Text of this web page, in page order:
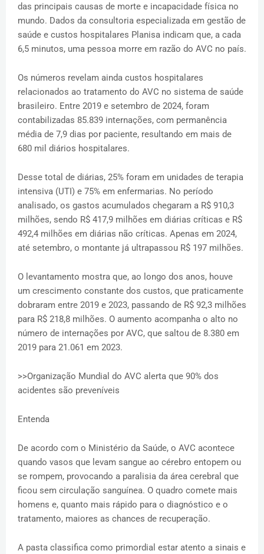
das principais causas de morte e incapacidade física no
mundo. Dados da consultoria especializada em gestão de
saúde e custos hospitalares Planisa indicam que, a cada
6,5 ​​minutos, uma pessoa morre em razão do AVC no país.
Os números revelam ainda custos hospitalares
relacionados ao tratamento do AVC no sistema de saúde
brasileiro. Entre 2019 e setembro de 2024, foram
contabilizadas 85.839 internações, com permanência
média de 7,9 dias por paciente, resultando em mais de
680 mil diários hospitalares.
Desse total de diárias, 25% foram em unidades de terapia
intensiva (UTI) e 75% em enfermarias. No período
analisado, os gastos acumulados chegaram a R$ 910,3
milhões, sendo R$ 417,9 milhões em diárias críticas e R$
492,4 milhões em diárias não críticas. Apenas em 2024,
até setembro, o montante já ultrapassou R$ 197 milhões.
O levantamento mostra que, ao longo dos anos, houve
um crescimento constante dos custos, que praticamente
dobraram entre 2019 e 2023, passando de R$ 92,3 milhões
para R$ 218,8 milhões. O aumento acompanha o alto no
número de internações por AVC, que saltou de 8.380 em
2019 para 21.061 em 2023.
>>Organização Mundial do AVC alerta que 90% dos
acidentes são preveníveis
Entenda
De acordo com o Ministério da Saúde, o AVC acontece
quando vasos que levam sangue ao cérebro entopem ou
se rompem, provocando a paralisia da área cerebral que
ficou sem circulação sanguínea. O quadro comete mais
homens e, quanto mais rápido para o diagnóstico e o
tratamento, maiores as chances de recuperação.
A pasta classifica como primordial estar atento a sinais e